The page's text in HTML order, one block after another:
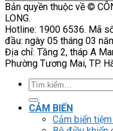
Bản quyền thuộc về ©
LONG.
Hotline: 1900 6536. Mã
đầu: ngày 05 tháng 03
Địa chỉ: Tầng 2, tháp A
Phường Tương Mai, TP.
Tìm
kiếm:
CẢM BIẾN
Cảm biến